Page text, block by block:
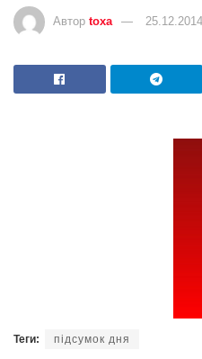
Автор toxa 25.12.2014
Теги: підсумок дня